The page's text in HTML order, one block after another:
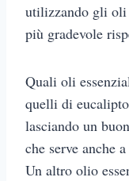
utilizzando gli oli
più gradevole
Quali oli
quelli di
lasciando un
che serve anche
Un altro olio